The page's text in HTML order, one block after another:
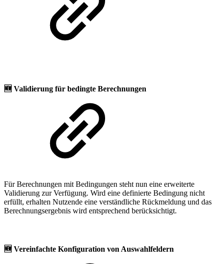
🆕 Validierung für bedingte Berechnungen
Für Berechnungen mit Bedingungen steht nun eine erweiterte
Validierung zur Verfügung. Wird eine definierte Bedingung nicht
erfüllt, erhalten Nutzende eine verständliche Rückmeldung und das
Berechnungsergebnis wird entsprechend berücksichtigt.
🆕 Vereinfachte Konfiguration von Auswahlfeldern